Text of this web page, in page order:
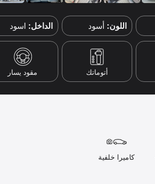
اللون: أسود الداخل: اسود
أتوماتك مقود يسار
كاميرا خلفية